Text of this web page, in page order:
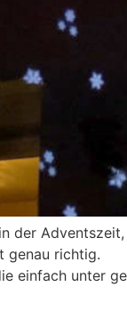
der
genau richtig.
einfach unter